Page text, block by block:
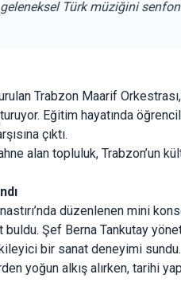
Türk müziğini
Trabzon Maarif
Eğitim hayatında
çıktı.
alan topluluk, Trabzon’un
düzenlenen mini
Şef Berna Tankutay
bir sanat deneyimi sundu.
yoğun alkış alırken, tarihi